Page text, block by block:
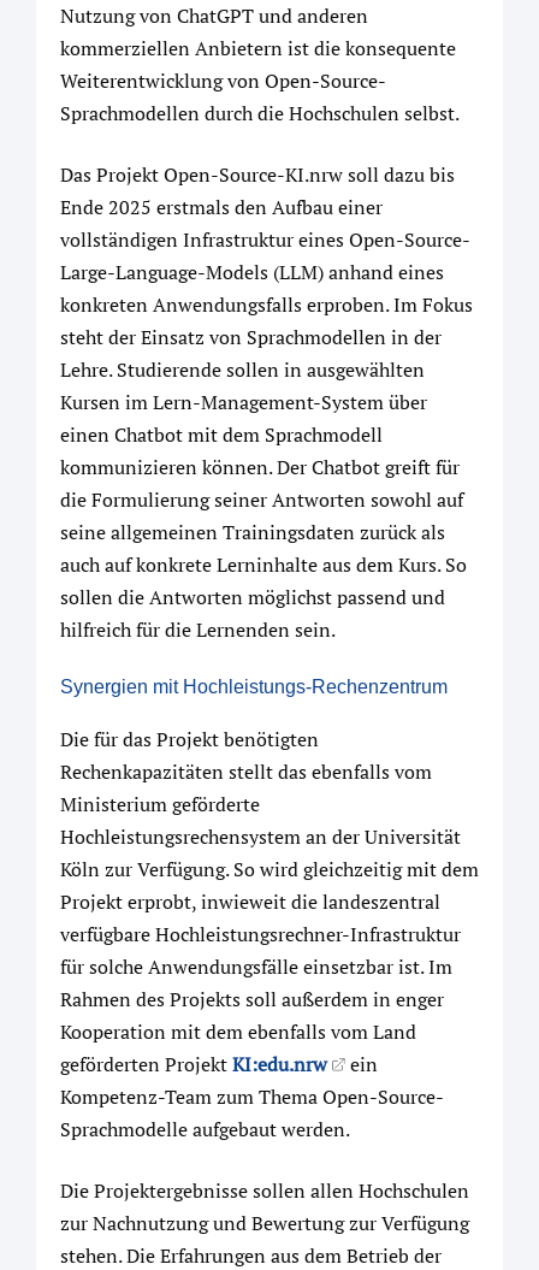
Nutzung von ChatGPT und anderen
kommerziellen Anbietern ist die konsequente
Weiterentwicklung von Open-Source-
Sprachmodellen durch die Hochschulen selbst.
Das Projekt Open-Source-KI.nrw soll dazu bis
Ende 2025 erstmals den Aufbau einer
vollständigen Infrastruktur eines Open-Source-
Large-Language-Models (LLM) anhand eines
konkreten Anwendungsfalls erproben. Im Fokus
steht der Einsatz von Sprachmodellen in der
Lehre. Studierende sollen in ausgewählten
Kursen im Lern-Management-System über
einen Chatbot mit dem Sprachmodell
kommunizieren können. Der Chatbot greift für
die Formulierung seiner Antworten sowohl auf
seine allgemeinen Trainingsdaten zurück als
auch auf konkrete Lerninhalte aus dem Kurs. So
sollen die Antworten möglichst passend und
hilfreich für die Lernenden sein.
Synergien mit Hochleistungs-Rechenzentrum
Die für das Projekt benötigten
Rechenkapazitäten stellt das ebenfalls vom
Ministerium geförderte
Hochleistungsrechensystem an der Universität
Köln zur Verfügung. So wird gleichzeitig mit dem
Projekt erprobt, inwieweit die landeszentral
verfügbare Hochleistungsrechner-Infrastruktur
für solche Anwendungsfälle einsetzbar ist. Im
Rahmen des Projekts soll außerdem in enger
Kooperation mit dem ebenfalls vom Land
geförderten ProjektKI:edu.nrw
ein
Kompetenz-Team zum Thema Open-Source-
Sprachmodelle aufgebaut werden.
Die Projektergebnisse sollen allen Hochschulen
zur Nachnutzung und Bewertung zur Verfügung
stehen. Die Erfahrungen aus dem Betrieb der